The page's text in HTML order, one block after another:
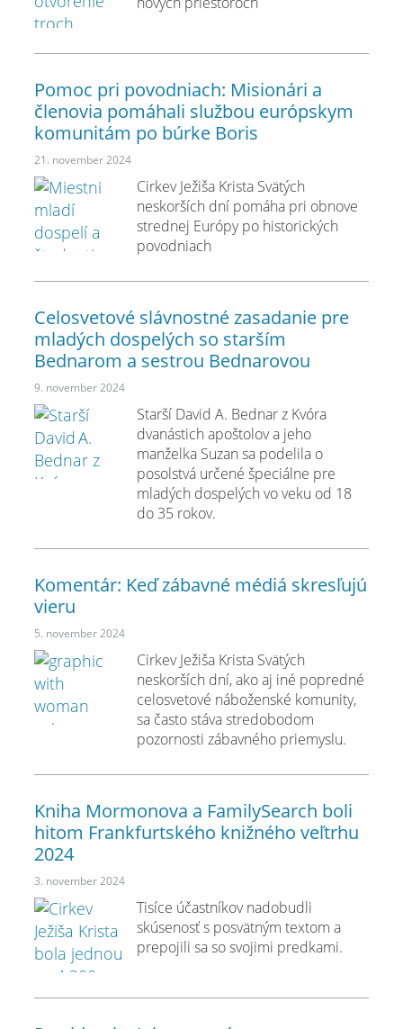
Pomoc pri povodniach: Misionári a
členovia pomáhali službou európskym
komunitám po búrke Boris
21. november 2024
Cirkev Ježiša Krista Svätých
neskorších dní pomáha pri obnove
strednej Európy po historických
povodniach
Celosvetové slávnostné zasadanie pre
mladých dospelých so starším
Bednarom a sestrou Bednarovou
9. november 2024
Starší David A. Bednar z Kvóra
dvanástich apoštolov a jeho
manželka Suzan sa podelila o
posolstvá určené špeciálne pre
mladých dospelých vo veku od 18
do 35 rokov.
Komentár: Keď zábavné médiá skresľujú
vieru
5. november 2024
Cirkev Ježiša Krista Svätých
neskorších dní, ako aj iné popredné
celosvetové náboženské komunity,
sa často stáva stredobodom
pozornosti zábavného priemyslu.
Kniha Mormonova a FamilySearch boli
hitom Frankfurtského knižného veľtrhu
2024
3. november 2024
Tisíce účastníkov nadobudli
skúsenosť s posvätným textom a
prepojili sa so svojimi predkami.